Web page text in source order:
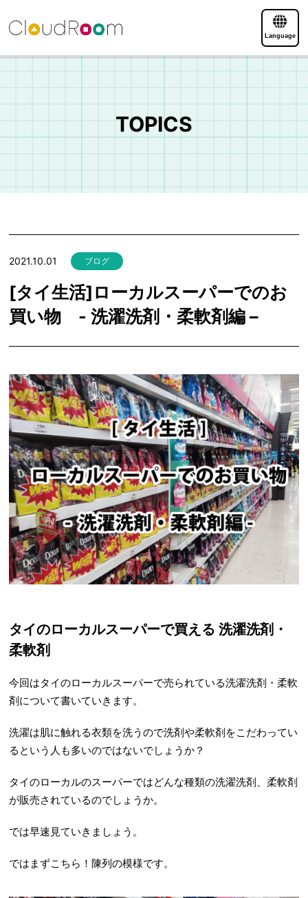
Language
TOPICS
2021.10.01 ブログ
[タイ生活]ローカルスーパーでのお
買い物 - 洗濯洗剤・柔軟剤編 –
タイのローカルスーパーで買える 洗濯洗剤・
柔軟剤
今回はタイのローカルスーパーで売られている洗濯洗剤・柔軟
剤について書いていきます。
洗濯は肌に触れる衣類を洗うので洗剤や柔軟剤をこだわってい
るという人も多いのではないでしょうか？
タイのローカルのスーパーではどんな種類の洗濯洗剤、柔軟剤
が販売されているのでしょうか。
では早速見ていきましょう。
ではまずこちら！陳列の模様です。